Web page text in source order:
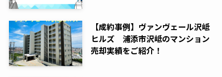
【成約事例】ヴァンヴェール沢岻
ヒルズ 浦添市沢岻のマンション
売却実績をご紹介！